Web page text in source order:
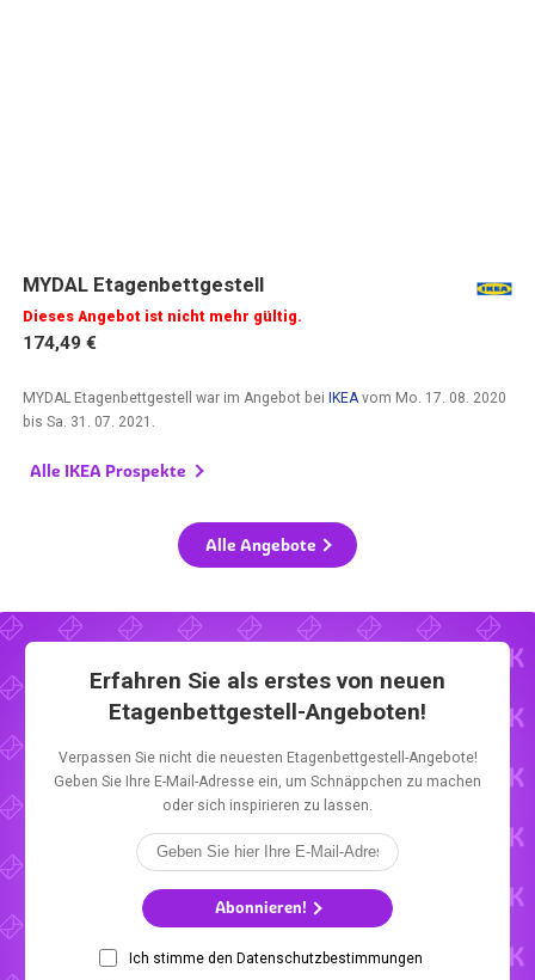
MYDAL Etagenbettgestell
Dieses Angebot ist nicht mehr gültig.
174,49 €
MYDAL Etagenbettgestell war im Angebot beiIKEA vom Mo. 17. 08. 2020
bisSa. 31. 07. 2021
Alle IKEA Prospekte
Alle Angebote
Erfahren Sie als erstes von neuen
Etagenbettgestell-Angeboten!
Verpassen Sie nicht die neuesten Etagenbettgestell-Angebote!
Geben Sie Ihre E-Mail-Adresse ein, um Schnäppchen zu machen
oder sich inspirieren zu lassen.
Abonnieren!
Ich stimme den Datenschutzbestimmungen